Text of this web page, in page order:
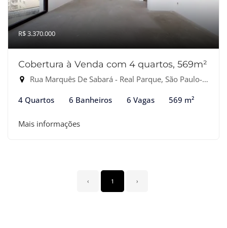
R$ 3.370.000
Cobertura à Venda com 4 quartos, 569m²
Rua Marquês De Sabará - Real Parque, São Paulo-SP
4 Quartos 6 Banheiros 6 Vagas 569 m²
Mais informações
‹ 1 ›